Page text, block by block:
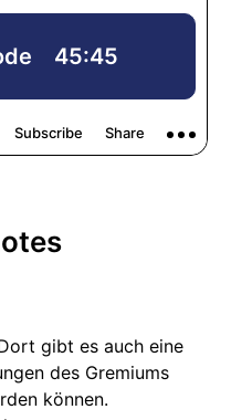
gibt es auch eine
des Gremiums
können.